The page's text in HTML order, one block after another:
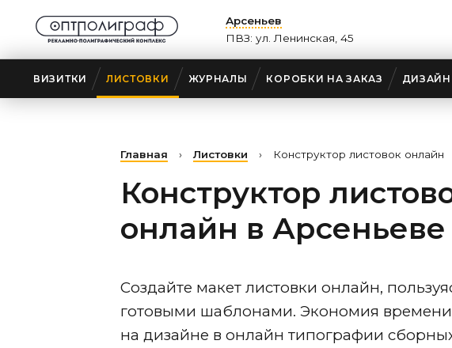
Арсеньев
ПВЗ: ул. Ленинская, 45
ВИЗИТКИ ЛИСТОВКИ ЖУРНАЛЫ КОРОБКИ НА ЗАКАЗ ДИЗАЙН
Главная › Листовки › Конструктор листовок онлайн
Конструктор
онлайн в Арсеньеве
Создайте макет листовки онлайн,
готовыми шаблонами. Экономия
на дизайне в онлайн типографии